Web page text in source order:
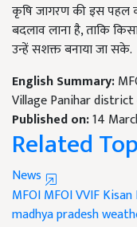
कृषि जागरण की इस पहल
बदलाव लाना है, ताकि
उन्हें सशक्त बनाया जा सके.
English Summary:
Village Panihar
Published on:14
Related
News
MFOIMFOI VVIF
madhya pradesh